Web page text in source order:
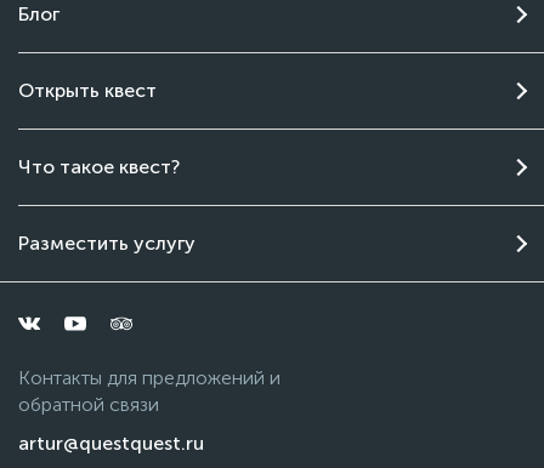
Блог
Открыть квест
Что такое квест?
Разместить услугу
Контакты для предложений и
обратной связи
artur@questquest.ru
Онлайн